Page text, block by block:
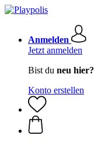
Anmelden
Jetzt anmelden
Bist du neu hier?
Konto erstellen